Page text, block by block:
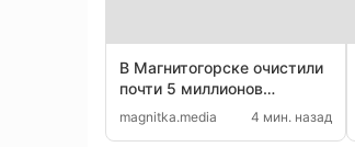
В Магнитогорске очистили
почти 5 миллионов
квадратных метров дорог
magnitka.media 4 мин. назад